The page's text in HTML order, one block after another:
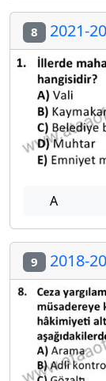
8 2021-
A
9 2018-